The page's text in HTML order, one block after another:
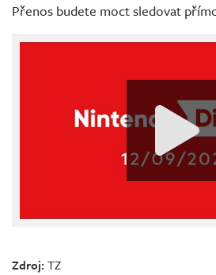
Přenos budete moct sledovat
Zdroj:TZ